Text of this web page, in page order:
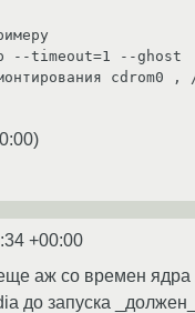
--timeout=1 --ghost
cdrom0 ,
)
+00:00
аж со времен ядра
до запуска